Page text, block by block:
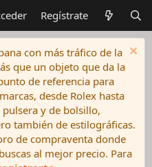
Regístrate
con más tráfico de la
que un objeto que da la
de referencia para
desde Rolex hasta
y de bolsillo,
también de estilográficas.
de compraventa donde
al mejor precio. Para